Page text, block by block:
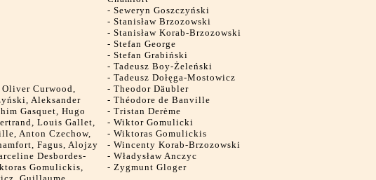
Oliver Curwood,
Aleksander
Gasquet, Hugo
Louis Gallet,
Anton Czechow,
Fagus, Alojzy
Desbordes-
Gomulickis,
- Seweryn Goszczyński
- Stanisław Brzozowski
- Stanisław Korab-Brzozowski
- Stefan George
- Stefan Grabiński
- Tadeusz Boy-Żeleński
- Tadeusz Dołęga-Mostowicz
- Theodor Däubler
- Théodore de Banville
- Tristan Derème
- Wiktor Gomulicki
- Wiktoras Gomulickis
- Wincenty Korab-Brzozowski
- Władysław Anczyc
- Zygmunt Gloger